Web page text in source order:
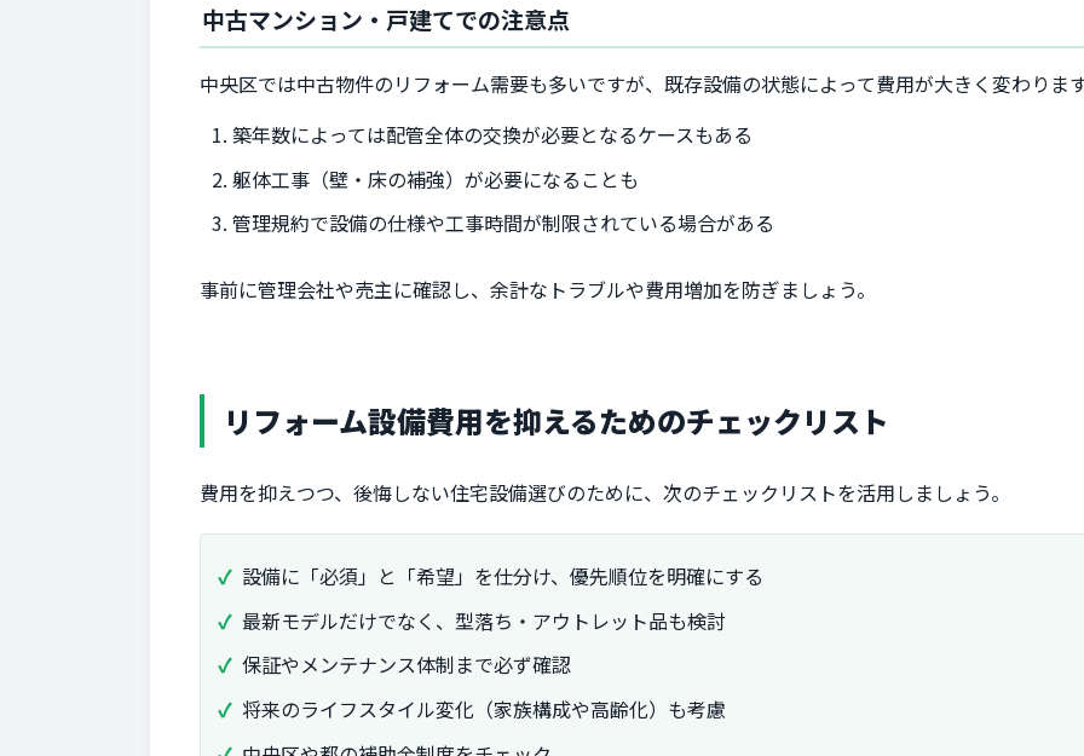
中古マンション・戸建てでの注意点
中央区では中古物件のリフォーム需要も多いですが、既存設備の状態によって費用が大きく変わります
築年数によっては配管全体の交換が必要となるケースもある
躯体工事（壁・床の補強）が必要になることも
管理規約で設備の仕様や工事時間が制限されている場合がある
事前に管理会社や売主に確認し、余計なトラブルや費用増加を防ぎましょう。
リフォーム設備費用を抑えるためのチェックリスト
費用を抑えつつ、後悔しない住宅設備選びのために、次のチェックリストを活用しましょう。
設備に「必須」と「希望」を仕分け、優先順位を明確にする
最新モデルだけでなく、型落ち・アウトレット品も検討
保証やメンテナンス体制まで必ず確認
将来のライフスタイル変化（家族構成や高齢化）も考慮